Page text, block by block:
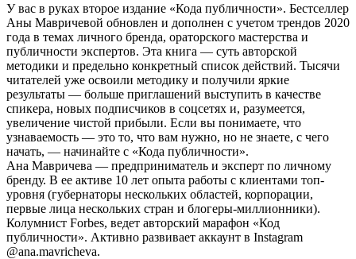
У вас в руках второе издание «Кода публичности». Бестселлер
Аны Мавричевой обновлен и дополнен с учетом трендов 2020
года в темах личного бренда, ораторского мастерства и
публичности экспертов. Эта книга — суть авторской
методики и предельно конкретный список действий. Тысячи
читателей уже освоили методику и получили яркие
результаты — больше приглашений выступить в качестве
спикера, новых подписчиков в соцсетях и, разумеется,
увеличение чистой прибыли. Если вы понимаете, что
узнаваемость — это то, что вам нужно, но не знаете, с чего
начать, — начинайте с «Кода публичности».
Ана Мавричева — предприниматель и эксперт по личному
бренду. В ее активе 10 лет опыта работы с клиентами топ-
уровня (губернаторы нескольких областей, корпорации,
первые лица нескольких стран и блогеры-миллионники).
Колумнист Forbes, ведет авторский марафон «Код
публичности». Активно развивает аккаунт в Instagram
@ana.mavricheva.